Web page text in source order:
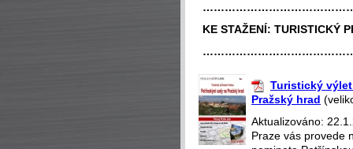
KE STAŽENÍ: TURISTICKÝ
Turistický
Pražský hrad
Aktualizováno:
Praze vás provede